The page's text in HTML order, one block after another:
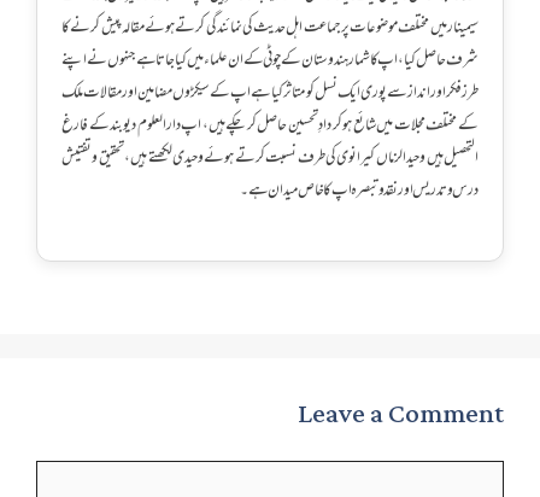
سیمینار میں مختلف موضوعات پر جماعت اہل حدیث کی نمائندگی کرتے ہوئے مقالہ پیش کرنے کا
شرف حاصل کیا، اپ کا شمار ہندوستان کے چوٹی کے ان علماء میں کیا جاتا ہے جنہوں نے اپنے
طرز فکر اور انداز سے پوری ایک نسل کو متاثر کیا ہے اپ کےسیکڑوں مضامین اور مقالات ملک
کے مختلف مجلات میں شائع ہو کر دادِ تحسین حاصل کر چکے ہیں، اپ دارالعلوم دیوبند کے فارغ
التحصیل ہیں وحید الزماں کیرانوی کی طرف نسبت کرتے ہوئے وحیدی لکھتے ہیں، تحقیق و تفتیش
درس و تدریس اور نقد و تبصرہ اپ کا خاص میدان ہے۔
Leave a Comment